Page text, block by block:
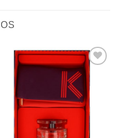
Añadir
a la
lista de
deseos